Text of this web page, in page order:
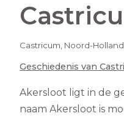
Castricum, Noord-Holland
Geschiedenis van
Akersloot ligt in de
naam Akersloot is